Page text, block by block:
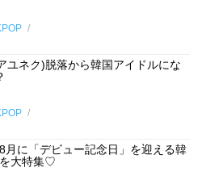
ユネク)脱落から韓国アイドルにな
8月に「デビュー記念日」を迎える韓
大特集♡